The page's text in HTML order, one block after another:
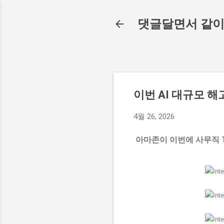
댓글달면서 같
이번 AI 대규모 해
4월 26, 2026
아마존이 이번에 사무직